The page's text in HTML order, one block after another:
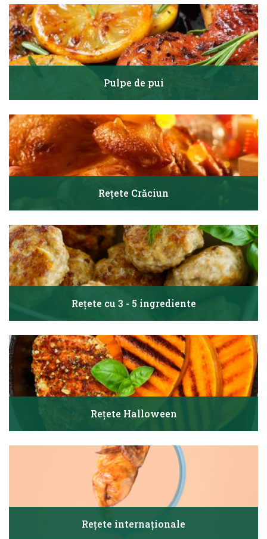
Pulpe de pui
Rețete Crăciun
Rețete cu 3 - 5 ingrediente
Rețete Halloween
Rețete internaționale